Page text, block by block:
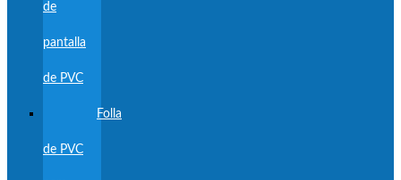
de
pantalla
de PVC
Folla
de PVC